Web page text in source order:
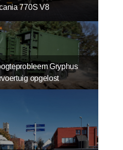
770S V8
Gryphus
opgelost